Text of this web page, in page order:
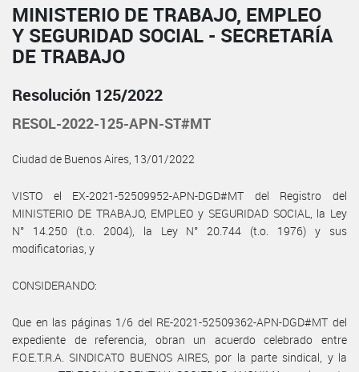
MINISTERIO DE TRABAJO, EMPLEO
Y SEGURIDAD SOCIAL - SECRETARÍA
DE TRABAJO
Resolución 125/2022
RESOL-2022-125-APN-ST#MT
Ciudad de Buenos Aires, 13/01/2022
VISTO el EX-2021-52509952-APN-DGD#MT del Registro del
MINISTERIO DE TRABAJO, EMPLEO y SEGURIDAD SOCIAL, la Ley
N° 14.250 (t.o. 2004), la Ley N° 20.744 (t.o. 1976) y sus
modificatorias, y
CONSIDERANDO:
Que en las páginas 1/6 del RE-2021-52509362-APN-DGD#MT del
expediente de referencia, obran un acuerdo celebrado entre
F.O.E.T.R.A. SINDICATO BUENOS AIRES, por la parte sindical, y la